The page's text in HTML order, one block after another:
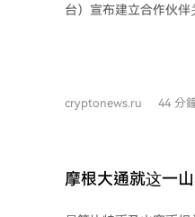
台）宣布建立合作伙
机构对可靠性、安全性
cryptonews.ru 44 分
摩根大通就这一